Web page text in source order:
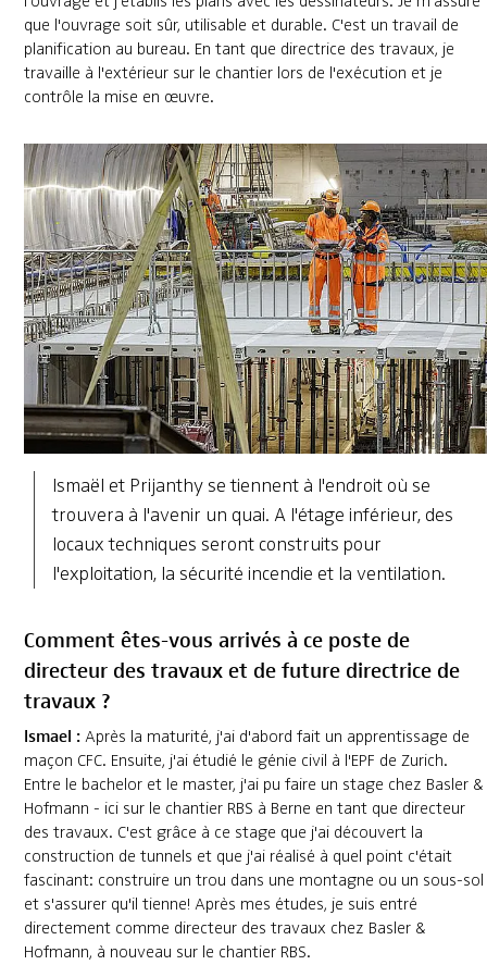
que l'ouvrage soit sûr, utilisable et durable. C'est un travail de
planification au bureau. En tant que directrice des travaux, je
travaille à l'extérieur sur le chantier lors de l'exécution et je
contrôle la mise en œuvre.
Ismaël et Prijanthy se tiennent à l'endroit où se
trouvera à l'avenir un quai. A l'étage inférieur, des
locaux techniques seront construits pour
l'exploitation, la sécurité incendie et la ventilation.
Comment êtes-vous arrivés à ce poste de
directeur des travaux et de future directrice de
travaux ?
Ismael :Après la maturité, j'ai d'abord fait un apprentissage de
maçon CFC. Ensuite, j'ai étudié le génie civil à l'EPF de Zurich.
Entre le bachelor et le master, j'ai pu faire un stage chez Basler &
Hofmann - ici sur le chantier RBS à Berne en tant que directeur
des travaux. C'est grâce à ce stage que j'ai découvert la
construction de tunnels et que j'ai réalisé à quel point c'était
fascinant: construire un trou dans une montagne ou un sous-sol
et s'assurer qu'il tienne! Après mes études, je suis entré
directement comme directeur des travaux chez Basler &
Hofmann, à nouveau sur le chantier RBS.